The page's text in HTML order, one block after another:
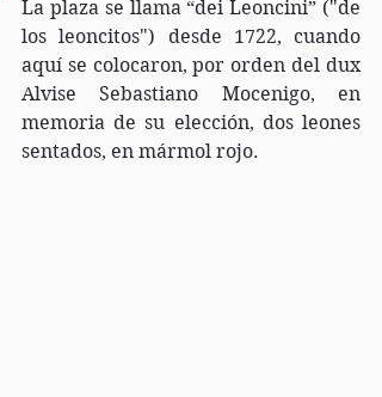
La plaza se llama “dei Leoncini” ("de
los leoncitos") desde 1722, cuando
aquí se colocaron, por orden del dux
Alvise Sebastiano Mocenigo, en
memoria de su elección, dos leones
sentados, en mármol rojo.